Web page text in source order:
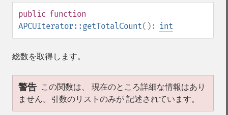
public function
APCUIterator::getTotalCount(): int
総数を取得します。
警告 この関数は、 現在のところ詳細な情報はあり
ません。引数のリストのみが 記述されています。